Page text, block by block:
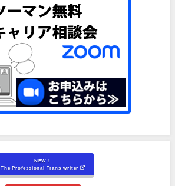
NEW！
The Professional Trans-writer